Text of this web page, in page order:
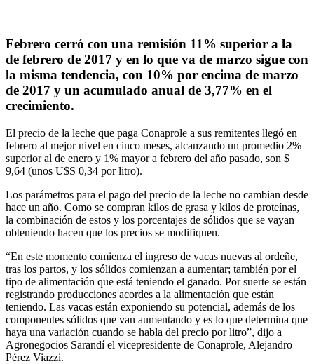
Febrero cerró con una remisión 11% superior a la
de febrero de 2017 y en lo que va de marzo sigue con
la misma tendencia, con 10% por encima de marzo
de 2017 y un acumulado anual de 3,77% en el
crecimiento.
El precio de la leche que paga Conaprole a sus remitentes llegó en
febrero al mejor nivel en cinco meses, alcanzando un promedio 2%
superior al de enero y 1% mayor a febrero del año pasado, son $
9,64 (unos U$S 0,34 por litro).
Los parámetros para el pago del precio de la leche no cambian desde
hace un año. Como se compran kilos de grasa y kilos de proteínas,
la combinación de estos y los porcentajes de sólidos que se vayan
obteniendo hacen que los precios se modifiquen.
“En este momento comienza el ingreso de vacas nuevas al ordeñe,
tras los partos, y los sólidos comienzan a aumentar; también por el
tipo de alimentación que está teniendo el ganado. Por suerte se están
registrando producciones acordes a la alimentación que están
teniendo. Las vacas están exponiendo su potencial, además de los
componentes sólidos que van aumentando y es lo que determina que
haya una variación cuando se habla del precio por litro”, dijo a
Agronegocios Sarandí el vicepresidente de Conaprole, Alejandro
Pérez Viazzi.